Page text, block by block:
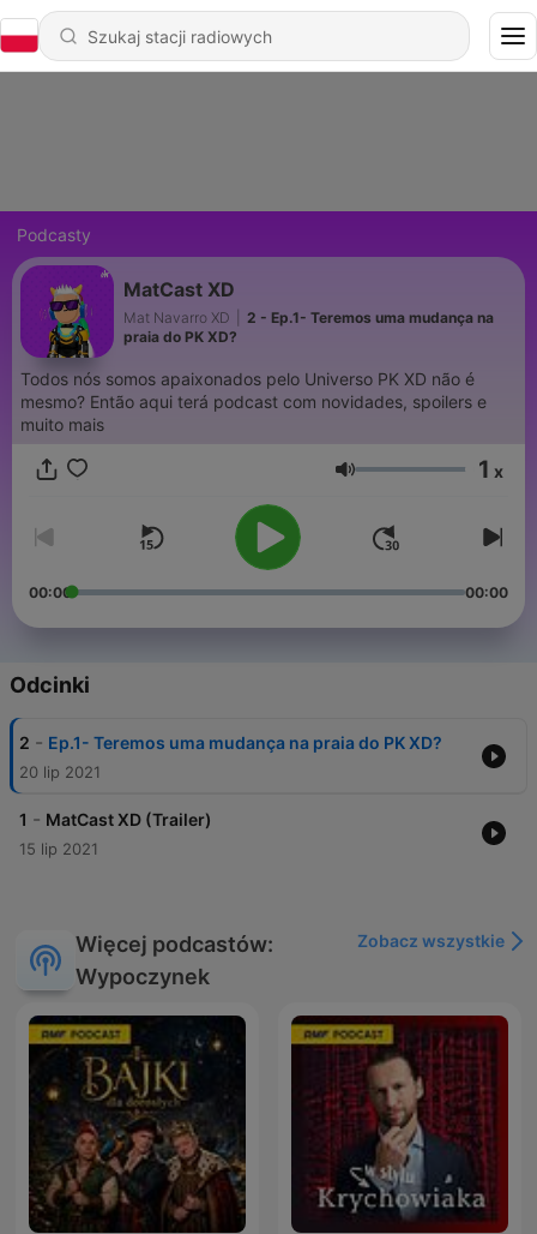
Podcasty
MatCast XD
Mat Navarro XD
2 - Ep.1- Teremos uma mudança na
praia do PK XD?
Todos nós somos apaixonados pelo Universo PK XD não é
mesmo? Então aqui terá podcast com novidades, spoilers e
muito mais
Głośność 1 x
00:00 00:00
Odcinki
2 - Ep.1- Teremos uma mudança na praia do PK XD?
20 lip 2021
1 - MatCast XD (Trailer)
15 lip 2021
Więcej podcastów:
Wypoczynek
Zobacz wszystkie